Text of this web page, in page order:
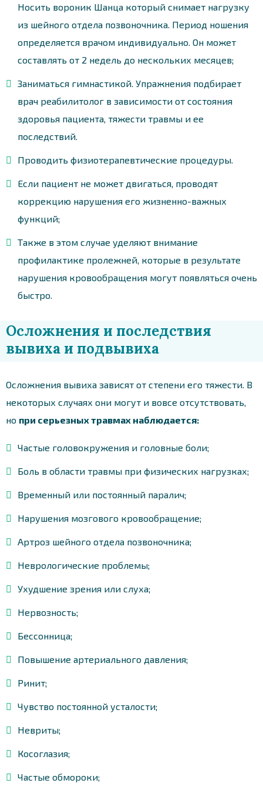
Носить вороник Шанца который снимает нагрузку
из шейного отдела позвоночника. Период ношения
определяется врачом индивидуально. Он может
составлять от 2 недель до нескольких месяцев;
Заниматься гимнастикой. Упражнения подбирает
врач реабилитолог в зависимости от состояния
здоровья пациента, тяжести травмы и ее
последствий.
Проводить физиотерапевтические процедуры.
Если пациент не может двигаться, проводят
коррекцию нарушения его жизненно-важных
функций;
Также в этом случае уделяют внимание
профилактике пролежней, которые в результате
нарушения кровообращения могут появляться очень
быстро.
Осложнения и последствия
вывиха и подвывиха
Осложнения вывиха зависят от степени его тяжести. В
некоторых случаях они могут и вовсе отсутствовать,
но при серьезных травмах наблюдается:
Частые головокружения и головные боли;
Боль в области травмы при физических нагрузках;
Временный или постоянный паралич;
Нарушения мозгового кровообращение;
Артроз шейного отдела позвоночника;
Неврологические проблемы;
Ухудшение зрения или слуха;
Нервозность;
Бессонница;
Повышение артериального давления;
Ринит;
Чувство постоянной усталости;
Невриты;
Косоглазия;
Частые обмороки;